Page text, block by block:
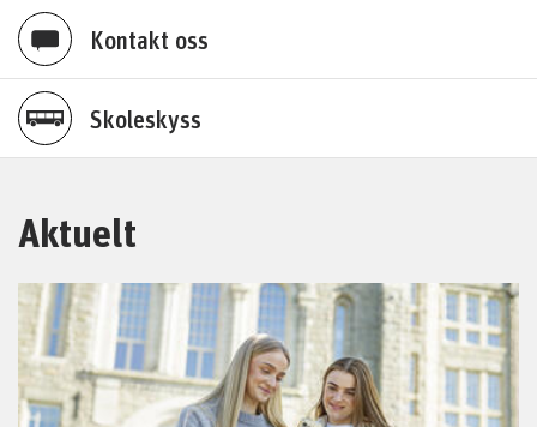
Kontakt oss
Skoleskyss
Aktuelt